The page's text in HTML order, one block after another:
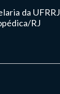
da UFRRJ
RJ